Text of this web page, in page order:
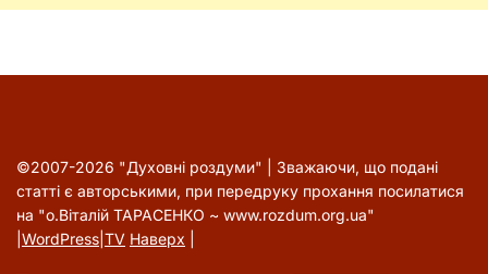
©2007-2026 "Духовні роздуми" | Зважаючи, що подані
статті є авторськими, при передруку прохання посилатися
на "о.Віталій ТАРАСЕНКО ~ www.rozdum.org.ua"
WordPress TV Наверх